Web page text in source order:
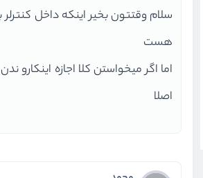
سلام وقتتون بخیر اینکه داخل کنترلر
هست
اما اگر میخواستن کلا اجازه اینکارو
اصلا